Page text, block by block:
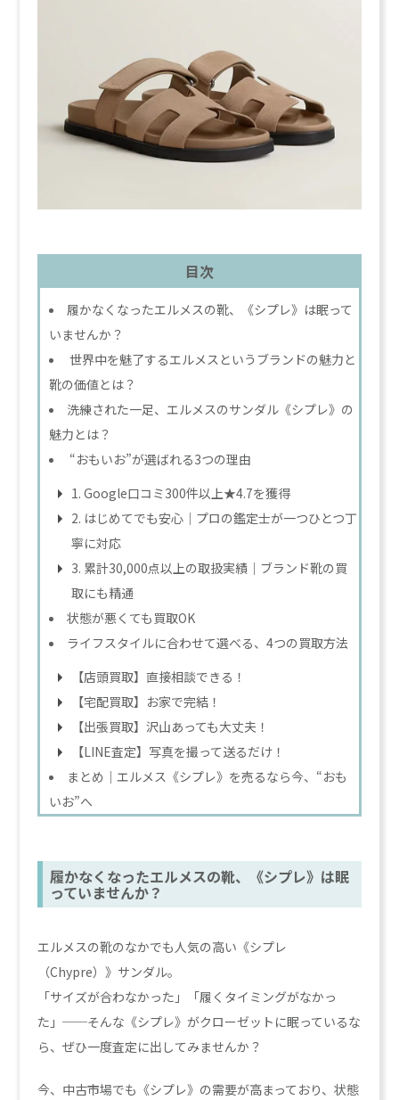
目次
履かなくなったエルメスの靴、《シプレ》は眠って
いませんか？
世界中を魅了するエルメスというブランドの魅力と
靴の価値とは？
洗練された一足、エルメスのサンダル《シプレ》の
魅力とは？
“おもいお”が選ばれる3つの理由
1. Google口コミ300件以上★4.7を獲得
2. はじめてでも安心｜プロの鑑定士が一つひとつ丁
寧に対応
3. 累計30,000点以上の取扱実績｜ブランド靴の買
取にも精通
状態が悪くても買取OK
ライフスタイルに合わせて選べる、4つの買取方法
【店頭買取】直接相談できる！
【宅配買取】お家で完結！
【出張買取】沢山あっても大丈夫！
【LINE査定】写真を撮って送るだけ！
まとめ｜エルメス《シプレ》を売るなら今、“おも
いお”へ
履かなくなったエルメスの靴、《シプレ》は眠
っていませんか？
エルメスの靴のなかでも人気の高い《シプレ
（Chypre）》サンダル。
「サイズが合わなかった」「履くタイミングがなかっ
た」──そんな《シプレ》がクローゼットに眠っているな
ら、ぜひ一度査定に出してみませんか？
今、中古市場でも《シプレ》の需要が高まっており、状態